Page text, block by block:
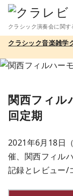
テ
ツ
クラシック演奏会に関す
クラシック音楽雑学
関西フィル
回定期
2021年6月18日
催、関西フィル
記録とレビュー/